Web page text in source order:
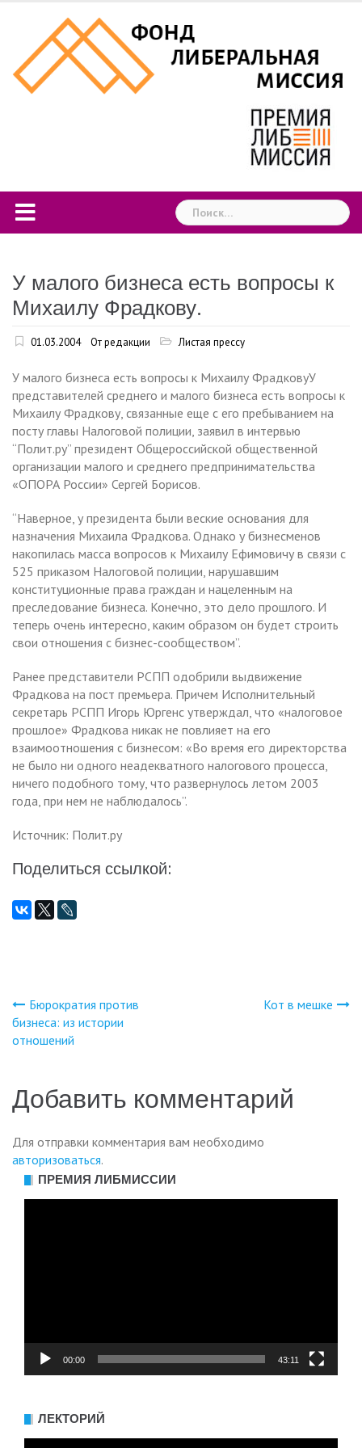
content
Найти:
У малого бизнеса есть вопросы к
Михаилу Фрадкову.
01.03.2004 От редакции Листая прессу
У малого бизнеса есть вопросы к Михаилу ФрадковуУ
представителей среднего и малого бизнеса есть вопросы к
Михаилу Фрадкову, связанные еще с его пребыванием на
посту главы Налоговой полиции, заявил в интервью
“Полит.ру” президент Общероссийской общественной
организации малого и среднего предпринимательства
«ОПОРА России» Сергей Борисов.
“Наверное, у президента были веские основания для
назначения Михаила Фрадкова. Однако у бизнесменов
накопилась масса вопросов к Михаилу Ефимовичу в связи с
525 приказом Налоговой полиции, нарушавшим
конституционные права граждан и нацеленным на
преследование бизнеса. Конечно, это дело прошлого. И
теперь очень интересно, каким образом он будет строить
свои отношения с бизнес-сообществом”.
Ранее представители РСПП одобрили выдвижение
Фрадкова на пост премьера. Причем Исполнительный
секретарь РСПП Игорь Юргенс утверждал, что «налоговое
прошлое» Фрадкова никак не повлияет на его
взаимоотношения с бизнесом: «Во время его директорства
не было ни одного неадекватного налогового процесса,
ничего подобного тому, что развернулось летом 2003
года, при нем не наблюдалось”.
Источник: Полит.ру
Поделиться ссылкой:
Навигация
записям
Бюрократия против
бизнеса: из истории
отношений
Кот в мешке
Добавить комментарий
Для отправки комментария вам необходимо
авторизоваться.
ПРЕМИЯ ЛИБМИССИИ
00:00 43:11
ЛЕКТОРИЙ